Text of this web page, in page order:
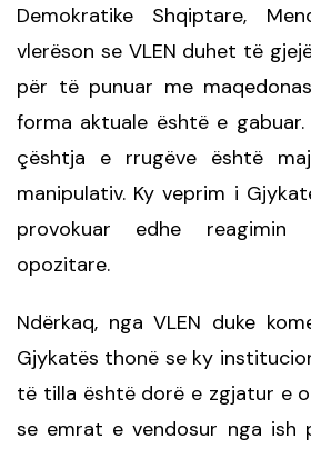
Demokratike Shqiptare,
vlerëson se VLEN duhet të
për të punuar me
forma aktuale është e
çështja e rrugëve është
manipulativ. Ky veprim i
provokuar edhe
opozitare.
Ndërkaq, nga VLEN duke
Gjykatës thonë se ky
të tilla është dorë e zgjatur e
se emrat e vendosur nga ish